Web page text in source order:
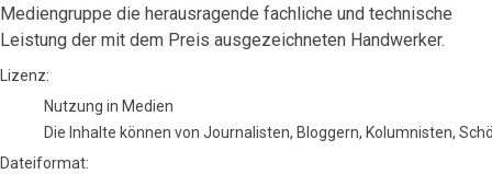
Mediengruppe die herausragende fachliche und technische
Leistung der mit dem Preis ausgezeichneten Handwerker.
go to media item
Lizenz:
Nutzung in Medien
Die Inhalte können von Journalisten, Bloggern, Kolumnisten,
Dateiformat: